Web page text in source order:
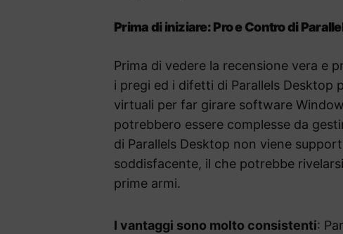
Prima di iniziare: Pro e Contro di
Prima di vedere la recensione vera e
i pregi ed i difetti di Parallels Desktop
virtuali per far girare software
potrebbero essere complesse da
di Parallels Desktop non viene
soddisfacente, il che potrebbe
prime armi.
I vantaggi sono molto consistenti: